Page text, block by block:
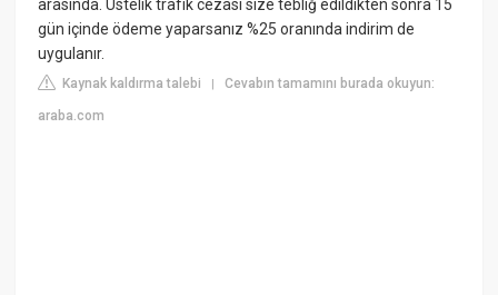
arasında. Üstelik trafik cezası size tebliğ edildikten sonra 15
gün içinde ödeme yaparsanız %25 oranında indirim de
uygulanır.
Kaynak kaldırma talebi |Cevabın tamamını burada okuyun:
araba.com